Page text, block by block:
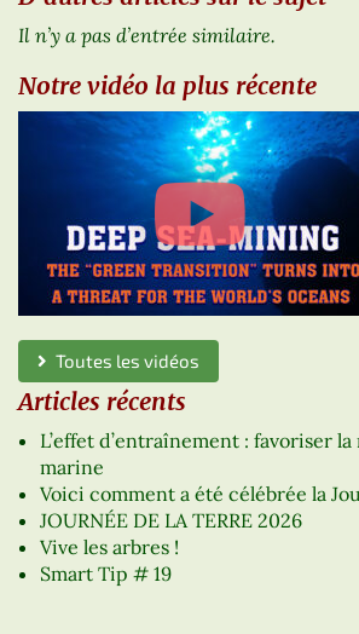
Il n’y a pas d’entrée similaire.
Notre vidéo la plus récente
Toutes les vidéos
Articles récents
L’effet d’entraînement : favoriser
marine
Voici comment a été célébrée la
JOURNÉE DE LA TERRE 2026
Vive les arbres !
Smart Tip # 19